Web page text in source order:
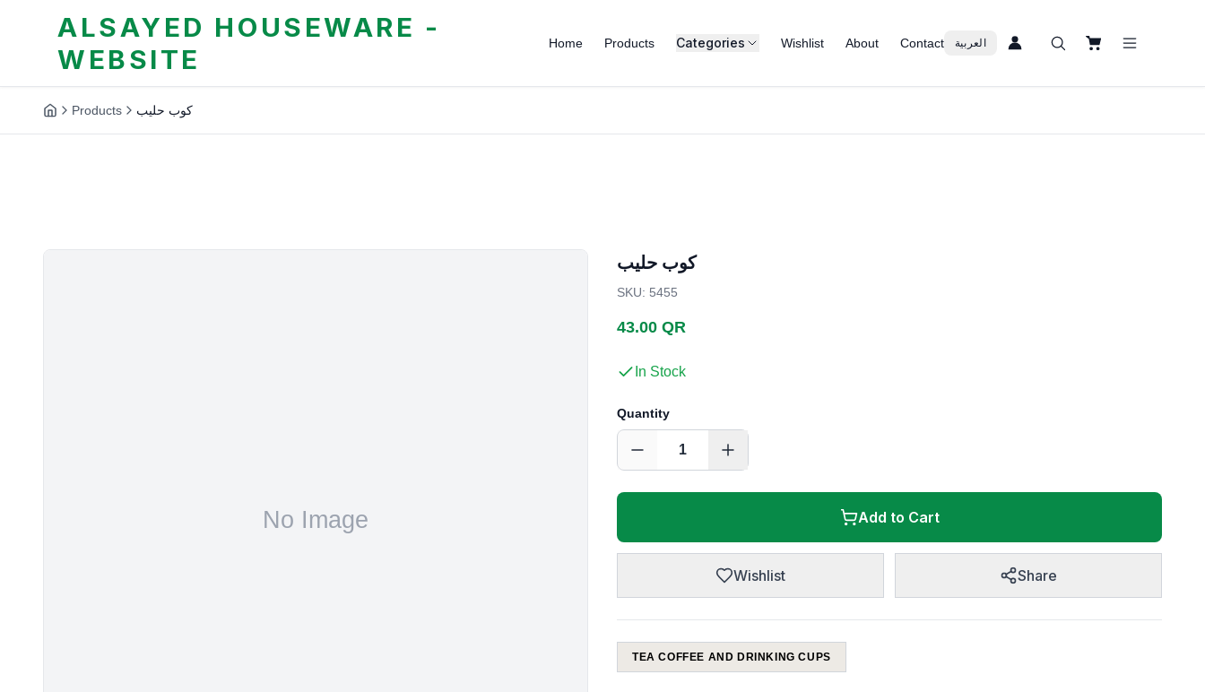
ALSAYED HOUSEWARE -
WEBSITE
Home Products Categories Wishlist About Contact العربية
Products كوب حليب
كوب حليب
SKU: 5455
43.00 QR
In Stock
Quantity
1
Add to Cart
Wishlist Share
TEA COFFEE AND DRINKING CUPS